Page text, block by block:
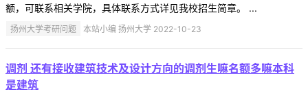
额，可联系相关学院，具体联系方式详见我校招生简章。 ...
扬州大学考研问题 本站小编 扬州大学 2022-10-23
调剂 还有接收建筑技术及设计方向的调剂生嘛名额多嘛本科
是建筑